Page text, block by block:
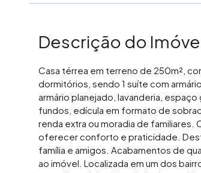
Descrição do
Casa térrea em terreno de 250m²,
dormitórios, sendo 1 suíte com
armário planejado, lavanderia,
fundos, edícula em formato de
renda extra ou moradia de familiares.
oferecer conforto e praticidade.
família e amigos. Acabamentos de
ao imóvel. Localizada em um dos